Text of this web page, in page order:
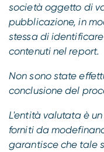
società oggetto di
pubblicazione, in
stessa di
contenuti nel report.
Non sono state
conclusione del
L'entità valutata è
forniti da
garantisce che tale